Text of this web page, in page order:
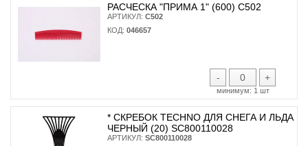
РАСЧЕСКА "ПРИМА 1" (600) С502
АРТИКУЛ: С502
КОД: 046657
- +
минимум: 1 шт
* CКРЕБОК TECHNO ДЛЯ СНЕГА И ЛЬДА
ЧЕРНЫЙ (20) SC800110028
АРТИКУЛ: SC800110028